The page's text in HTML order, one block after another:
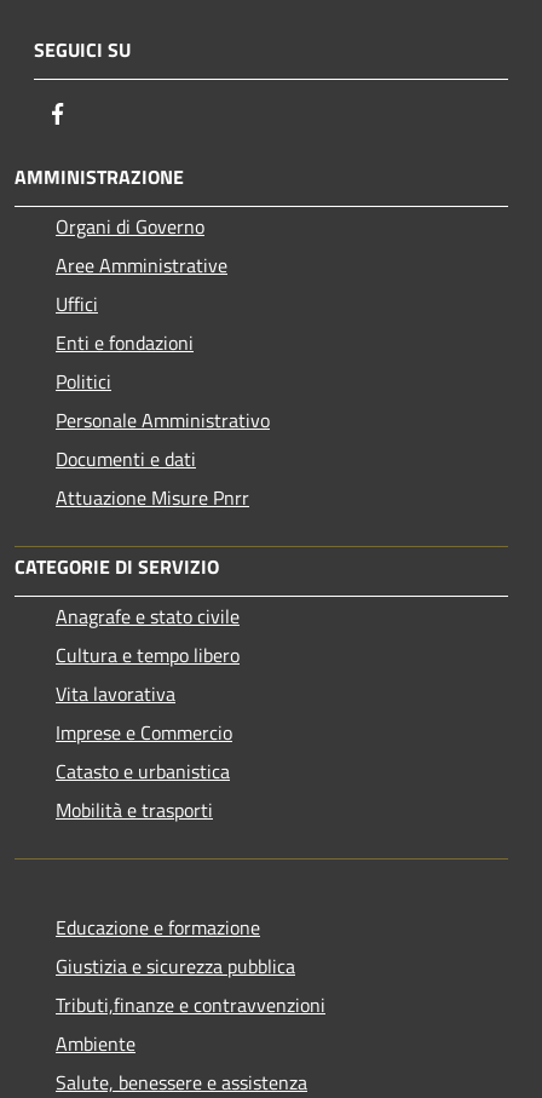
SEGUICI SU
AMMINISTRAZIONE
Organi di Governo
Aree Amministrative
Uffici
Enti e fondazioni
Politici
Personale Amministrativo
Documenti e dati
Attuazione Misure Pnrr
CATEGORIE DI SERVIZIO
Anagrafe e stato civile
Cultura e tempo libero
Vita lavorativa
Imprese e Commercio
Catasto e urbanistica
Mobilità e trasporti
Educazione e formazione
Giustizia e sicurezza pubblica
Tributi,finanze e contravvenzioni
Ambiente
Salute, benessere e assistenza